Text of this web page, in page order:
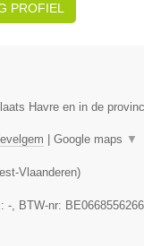
PROFIEL
Havre en in de
Google maps ▼
Vlaanderen)
-, BTW-nr: BE0668556266